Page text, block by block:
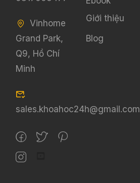
Vinhome
Grand Park,
Q9, Hồ Chí
Minh
sales.khoahoc24h@gmail.com
Giới thiệu
Blog